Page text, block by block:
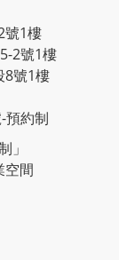
號1樓
2號1樓
8號1樓
預約制
」
空間